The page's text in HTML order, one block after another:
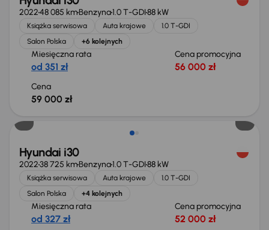
202248 085 kmBenzyna1.0 T-GDI88 kW
Książka serwisowa Auta krajowe
1.0 T-GDI
Salon Polska
+6 kolejnych
Miesięczna rata
od 351 zł
Cena promocyjna
56 000 zł
Cena
59 000 zł
Hyundai i30
202238 725 kmBenzyna1.0 T-GDI88 kW
Książka serwisowa Auta krajowe
1.0 T-GDI
Salon Polska
+4 kolejnych
Miesięczna rata
od 327 zł
Cena promocyjna
52 000 zł